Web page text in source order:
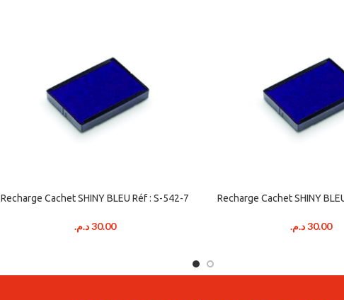
Recharge Cachet SHINY BLEU Réf : S-542-7
30.00د.م.
Recharge Cachet SHINY
30.00د.م.